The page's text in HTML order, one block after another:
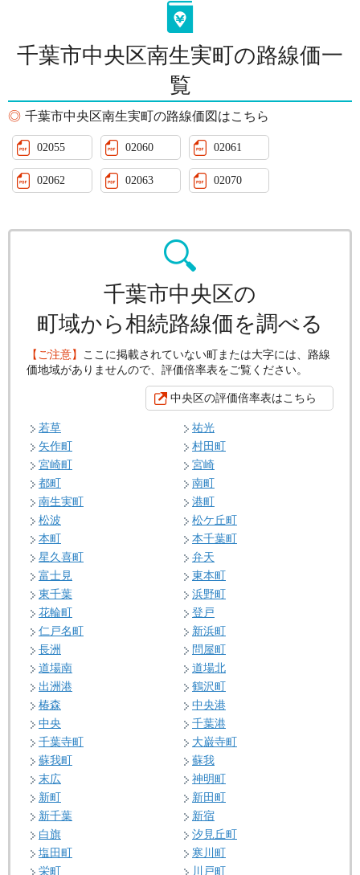
千葉市中央区南生実町の路線価一
覧
千葉市中央区南生実町の路線価図はこちら
02055 02060 02061
02062 02063 02070
千葉市中央区の
町域から相続路線価を調べる
【ご注意】 ここに掲載されていない町または大字には、路線
価地域がありませんので、評価倍率表をご覧ください。
中央区の評価倍率表はこちら
若草
祐光
矢作町
村田町
宮崎町
宮崎
都町
南町
南生実町
港町
松波
松ケ丘町
本町
本千葉町
星久喜町
弁天
富士見
東本町
東千葉
浜野町
花輪町
登戸
仁戸名町
新浜町
長洲
問屋町
道場南
道場北
出洲港
鶴沢町
椿森
中央港
中央
千葉港
千葉寺町
大巌寺町
蘇我町
蘇我
末広
神明町
新町
新田町
新千葉
新宿
白旗
汐見丘町
塩田町
寒川町
栄町
川戸町